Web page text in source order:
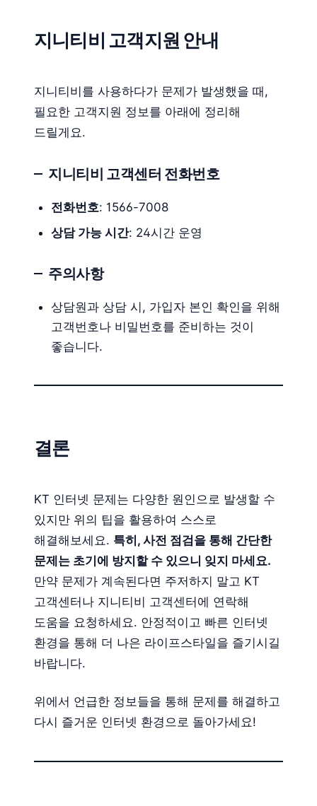
지니티비 고객지원 안내
지니티비를 사용하다가 문제가 발생했을 때,
필요한 고객지원 정보를 아래에 정리해
드릴게요.
지니티비 고객센터 전화번호
전화번호: 1566-7008
상담 가능 시간: 24시간 운영
주의사항
상담원과 상담 시, 가입자 본인 확인을 위해
고객번호나 비밀번호를 준비하는 것이
좋습니다.
결론
KT 인터넷 문제는 다양한 원인으로 발생할 수
있지만 위의 팁을 활용하여 스스로
해결해보세요. 특히, 사전 점검을 통해 간단한
문제는 초기에 방지할 수 있으니 잊지 마세요.
만약 문제가 계속된다면 주저하지 말고 KT
고객센터나 지니티비 고객센터에 연락해
도움을 요청하세요. 안정적이고 빠른 인터넷
환경을 통해 더 나은 라이프스타일을 즐기시길
바랍니다.
위에서 언급한 정보들을 통해 문제를 해결하고
다시 즐거운 인터넷 환경으로 돌아가세요!